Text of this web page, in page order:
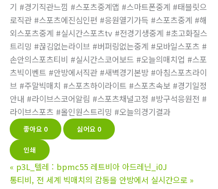
기 #경기직관느낌 #스포츠중계앱 #스마트폰중계 #태블릿으
로직관 #스포츠에진심인편 #응원열기가득 #스포츠중계 #해
외스포츠중계 #실시간스포츠tv #전경기생중계 #초고화질스
트리밍 #끊김없는라이브 #버퍼링없는중계 #모바일스포츠 #
손안의스포츠티비 #실시간스코어보드 #오늘의매치업 #스포
츠빅이벤트 #안방에서직관 #새벽경기본방 #아침스포츠라이
브 #주말빅매치 #스포츠하이라이트 #스포츠속보 #경기일정
안내 #라이브스코어알림 #스포츠채널고정 #방구석응원전 #
라이브스포츠 #올인원스트리밍 #오늘의경기결과
좋아요 0 싫어요 0
인쇄
« p3L_텔레 : bpmc55 레트비아 아드레닌_i0J
통티비, 전 세계 빅매치의 감동을 안방에서 실시간으로 »